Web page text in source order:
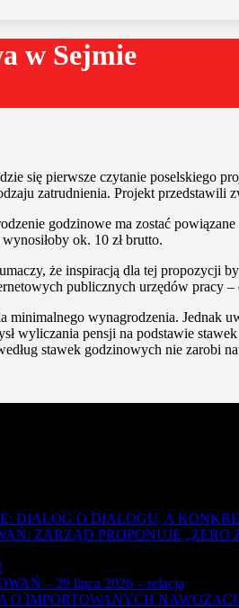
w Sejmie
się pierwsze czytanie poselskiego
zatrudnienia. Projekt
godzinowe ma zostać
ok. 10 zł brutto.
że inspiracją dla tej propozycji
publicznych urzędów pracy –
minimalnego wynagrodzenia.
wyliczania pensji na podstawie
stawek godzinowych nie zarobi
DIALOG O DIALOGU, A
ZARZĄD PROPONUJE
– 29 lipca 2026 – relacja
O IMPORTOWANYCH